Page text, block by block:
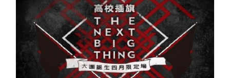
更強大的夕陽武士。 失真音閱讀全文 "現場直
擊：大團誕生宣示場2「2015年度十大新團」 ＠
Legacy Taipei"